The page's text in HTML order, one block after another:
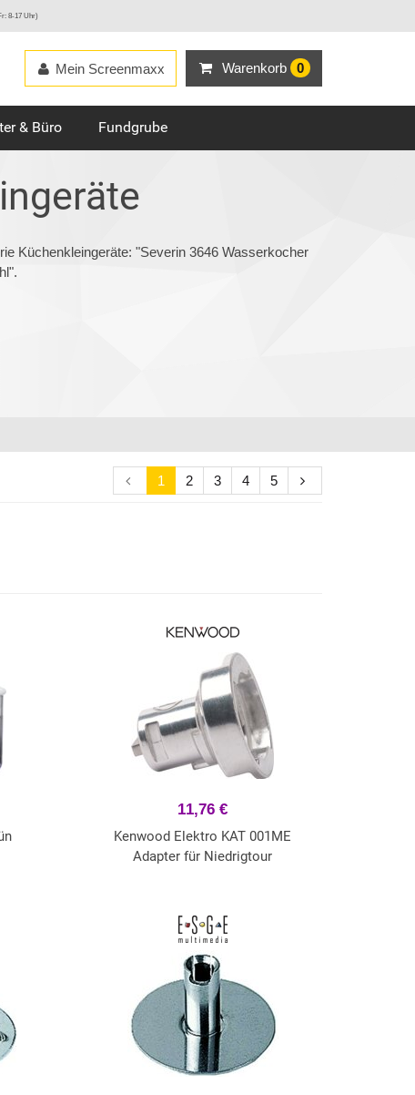
8-17 Uhr)
Warenkorb 0
Mein Screenmaxx
& Büro Fundgrube
Küchenkleingeräte: "Severin 3646 Wasserkocher
1 2 3 4 5
11,76 €
Kenwood Elektro KAT 001ME
Adapter für Niedrigtour